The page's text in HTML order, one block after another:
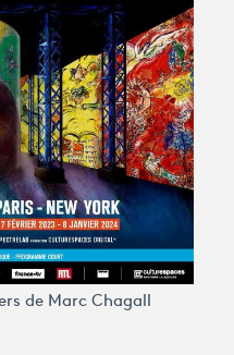
de Marc Chagall